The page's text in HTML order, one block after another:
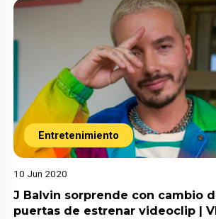
Entretenimiento
10 Jun 2020
J Balvin sorprende con cambio
puertas de estrenar videoclip |